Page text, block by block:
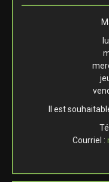
Il est
Courriel :